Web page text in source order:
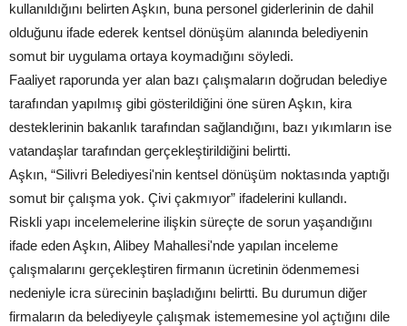
kullanıldığını belirten Aşkın, buna personel giderlerinin de dahil
olduğunu ifade ederek kentsel dönüşüm alanında belediyenin
somut bir uygulama ortaya koymadığını söyledi.
Faaliyet raporunda yer alan bazı çalışmaların doğrudan belediye
tarafından yapılmış gibi gösterildiğini öne süren Aşkın, kira
desteklerinin bakanlık tarafından sağlandığını, bazı yıkımların ise
vatandaşlar tarafından gerçekleştirildiğini belirtti.
Aşkın, “Silivri Belediyesi'nin kentsel dönüşüm noktasında yaptığı
somut bir çalışma yok. Çivi çakmıyor” ifadelerini kullandı.
Riskli yapı incelemelerine ilişkin süreçte de sorun yaşandığını
ifade eden Aşkın, Alibey Mahallesi'nde yapılan inceleme
çalışmalarını gerçekleştiren firmanın ücretinin ödenmemesi
nedeniyle icra sürecinin başladığını belirtti. Bu durumun diğer
firmaların da belediyeyle çalışmak istememesine yol açtığını dile